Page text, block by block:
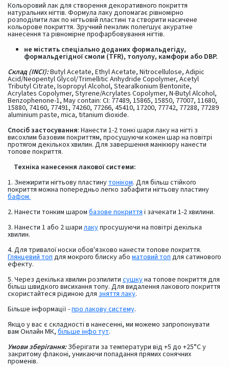
Кольоровий лак для створення декоративного покриття
натуральних нігтів. Формула лаку допомагає рівномірно
розподілити лак по нігтьовій пластині та створити насичене
кольорове покриття. Зручний пензлик полегшує акуратне
нанесення та рівномірне профарбовування нігтів.
не містить спеціально доданих формальдегіду,
формальдегідної смоли (TFR), толуолу, камфори або DBP.
Склад (INCI):Butyl Acetate, Ethyl Acetate, Nitrocellulose, Adipic
Acid/Neopentyl Glycol/Trimellitic Anhydride Copolymer, Acetyl
Tributyl Citrate, Isopropyl Alcohol, Stearalkonium Bentonite,
Acrylates Copolymer, Styrene/Acrylates Copolymer, N-Butyl Alcohol,
Benzophenone-1, May contain: CI: 77489, 15865, 15850, 77007, 11680,
15880, 74160, 77491, 74260, 77266, 45410, 17200, 77742, 77288, 77289
aluminium paste, mica, titanium dioxide.
Спосіб застосування: Нанести 1-2 тонкі шари лаку на нігті з
висохлим базовим покриттям, просушуючи кожен шар на повітрі
протягом декількох хвилин. Для завершення манікюру нанести
топове покриття.
Техніка нанесення лакової системи:
1. Знежирити нігтьову пластинутоніком. Для більш стійкого
покриття можна попередньо легко забафити нігтьову пластину
бафом.
2. Нанести тонким шаром базове покриттяі зачекати 1-2 хвилини.
3. Нанести 1 або 2 шари лакупросушуючи на повітрі декілька
хвилин.
4. Для тривалої носки обов'язково нанести топове покриття.
Глянцевий топдля мокрого блиску або матовий топдля сатинового
ефекту.
5. Через декілька хвилин розпилити сушкуна топове покриття для
більш швидкого висихання топу. Для видалення лакового покриття
скористайтеся рідиною для зняття лаку.
Більше інформації -про лакову систему.
Якщо у вас є складності в нанесенні, ми можемо запропонувати
вам Онлайн МК, більше інфо тут.
Умови зберігання: Зберігати за температури від +5 до +25°С у
закритому флаконі, уникаючи попадання прямих сонячних
променів.